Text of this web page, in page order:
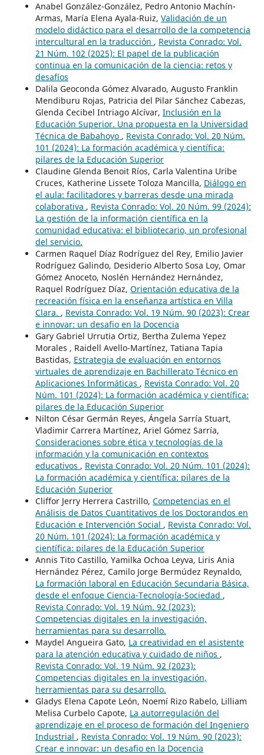
Anabel González-González, Pedro Antonio Machín-
Armas, María Elena Ayala-Ruiz, Validación de un
modelo didáctico para el desarrollo de la competencia
intercultural en la traducción , Revista Conrado: Vol.
21 Núm. 102 (2025): El papel de la publicación
continua en la comunicación de la ciencia: retos y
desafíos
Dalila Geoconda Gómez Alvarado, Augusto Franklin
Mendiburu Rojas, Patricia del Pilar Sánchez Cabezas,
Glenda Cecibel Intriago Alcívar, Inclusión en la
Educación Superior. Una propuesta en la Universidad
Técnica de Babahoyo , Revista Conrado: Vol. 20 Núm.
101 (2024): La formación académica y científica:
pilares de la Educación Superior
Claudine Glenda Benoit Ríos, Carla Valentina Uribe
Cruces, Katherine Lissete Toloza Mancilla, Diálogo en
el aula: facilitadores y barreras desde una mirada
colaborativa , Revista Conrado: Vol. 20 Núm. 99 (2024):
La gestión de la información científica en la
comunidad educativa: el bibliotecario, un profesional
del servicio.
Carmen Raquel Díaz Rodríguez del Rey, Emilio Javier
Rodríguez Galindo, Desiderio Alberto Sosa Loy, Omar
Gómez Anoceto, Noslén Hernández Hernández,
Raquel Rodríguez Díaz, Orientación educativa de la
recreación física en la enseñanza artística en Villa
Clara. , Revista Conrado: Vol. 19 Núm. 90 (2023): Crear
e innovar: un desafio en la Docencia
Gary Gabriel Urrutia Ortiz, Bertha Zulema Yepez
Morales , Raidell Avello-Martínez, Tatiana Tapia
Bastidas, Estrategia de evaluación en entornos
virtuales de aprendizaje en Bachillerato Técnico en
Aplicaciones Informáticas , Revista Conrado: Vol. 20
Núm. 101 (2024): La formación académica y científica:
pilares de la Educación Superior
Nilton César Germán Reyes, Ángela Sarría Stuart,
Vladimir Carrera Martínez, Ariel Gómez Sarría,
Consideraciones sobre ética y tecnologías de la
información y la comunicación en contextos
educativos , Revista Conrado: Vol. 20 Núm. 101 (2024):
La formación académica y científica: pilares de la
Educación Superior
Cliffor Jerry Herrera Castrillo, Competencias en el
Análisis de Datos Cuantitativos de los Doctorandos en
Educación e Intervención Social , Revista Conrado: Vol.
20 Núm. 101 (2024): La formación académica y
científica: pilares de la Educación Superior
Annis Tito Castillo, Yamilka Ochoa Leyva, Liris Ania
Hernández Pérez, Camilo Jorge Bermúdez Reynaldo,
La formación laboral en Educación Secundaria Básica,
desde el enfoque Ciencia-Tecnología-Sociedad ,
Revista Conrado: Vol. 19 Núm. 92 (2023):
Competencias digitales en la investigación,
herramientas para su desarrollo.
Maydel Angueira Gato, La creatividad en el asistente
para la atención educativa y cuidado de niños ,
Revista Conrado: Vol. 19 Núm. 92 (2023):
Competencias digitales en la investigación,
herramientas para su desarrollo.
Gladys Elena Capote León, Noemí Rizo Rabelo, Lilliam
Melisa Curbelo Capote, La autorregulación del
aprendizaje en el proceso de formación del Ingeniero
Industrial , Revista Conrado: Vol. 19 Núm. 90 (2023):
Crear e innovar: un desafio en la Docencia